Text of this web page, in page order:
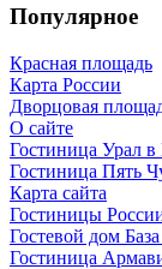
Популярное
Красная площадь
Карта России
Дворцовая
О сайте
Гостиница Урал
Гостиница Пять
Карта сайта
Гостиницы
Гостевой дом
Гостиница